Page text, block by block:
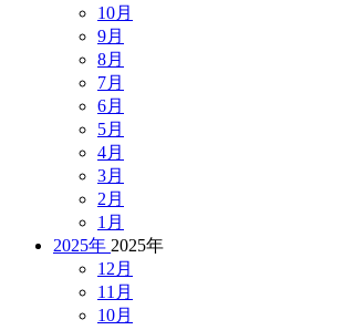
10月
9月
8月
7月
6月
5月
4月
3月
2月
1月
2025年 2025年
12月
11月
10月